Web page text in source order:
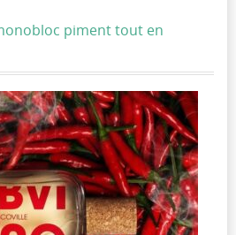
piment tout en